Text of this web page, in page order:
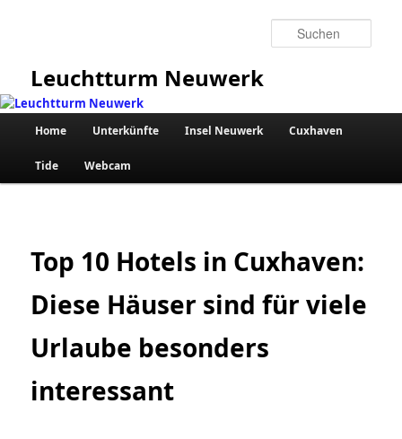
Leuchtturm Neuwerk
Hauptmenü
Home Unterkünfte Insel Neuwerk Cuxhaven
Tide Webcam
Top 10 Hotels in Cuxhaven:
Diese Häuser sind für viele
Urlaube besonders
interessant